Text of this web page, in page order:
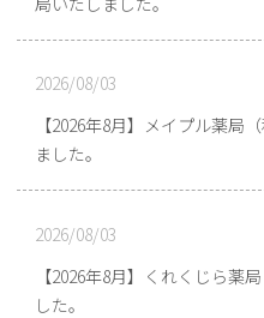
2026/08/03
【2026年8月】メイプル薬局
ました。
2026/08/03
【2026年8月】くれくじら薬
した。